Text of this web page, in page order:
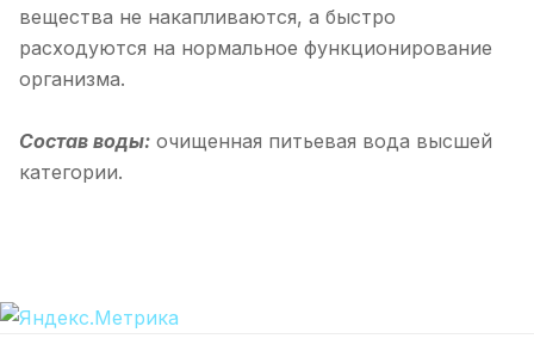
вещества не накапливаются, а быстро
расходуются на нормальное функционирование
организма.
Состав воды: очищенная питьевая вода высшей
категории.